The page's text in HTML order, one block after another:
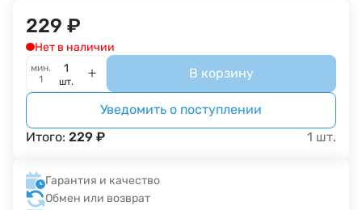
229 ₽
Нет в наличии
мин.
1
шт.
В корзину
Уведомить о поступлении
Итого: 229 ₽ 1 шт.
Гарантия и качество
Обмен или возврат